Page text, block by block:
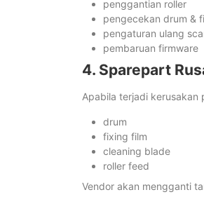
penggantian roller
pengecekan drum &
pengaturan ulang
pembaruan firmware
4. Sparepart
Apabila terjadi kerusakan
drum
fixing film
cleaning blade
roller feed
Vendor akan mengganti